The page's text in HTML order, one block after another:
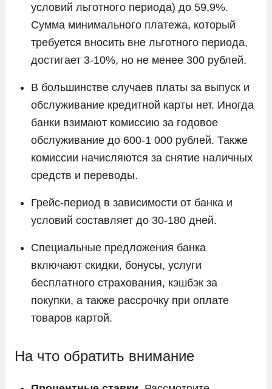
условий льготного периода) до 59,9%.
Сумма минимального платежа, который
требуется вносить вне льготного периода,
достигает 3-10%, но не менее 300 рублей.
В большинстве случаев платы за выпуск и
обслуживание кредитной карты нет. Иногда
банки взимают комиссию за годовое
обслуживание до 600-1 000 рублей. Также
комиссии начисляются за снятие наличных
средств и переводы.
Грейс-период в зависимости от банка и
условий составляет до 30-180 дней.
Специальные предложения банка
включают скидки, бонусы, услуги
бесплатного страхования, кэшбэк за
покупки, а также рассрочку при оплате
товаров картой.
На что обратить внимание